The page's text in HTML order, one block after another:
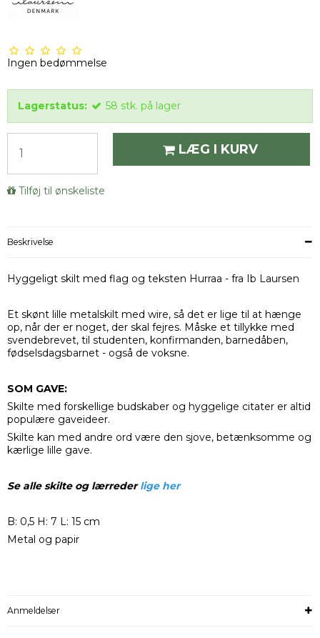
Ingen bedømmelse
Lagerstatus: 58 stk. på lager
LÆG I KURV
Tilføj til ønskeliste
Beskrivelse
Hyggeligt skilt med flag og teksten Hurraa - fra Ib Laursen
Et skønt lille metalskilt med wire, så det er lige til at hænge
op, når der er noget, der skal fejres. Måske et tillykke med
svendebrevet, til studenten, konfirmanden, barnedåben,
fødselsdagsbarnet - også de voksne.
SOM GAVE:
Skilte med forskellige budskaber og hyggelige citater er altid
populære gaveideer.
Skilte kan med andre ord være den sjove, betænksomme og
kærlige lille gave.
Se alle skilte og lærrederlige her
B: 0,5 H: 7 L: 15 cm
Metal og papir
Anmeldelser